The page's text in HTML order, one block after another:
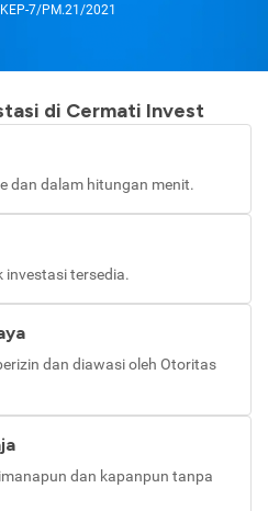
7/PM.21/2021
di Cermati Invest
dan dalam hitungan menit.
investasi tersedia.
dan diawasi oleh Otoritas
dan kapanpun tanpa